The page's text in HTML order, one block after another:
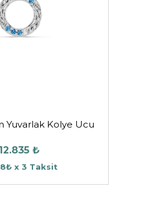
Yuvarlak Kolye Ucu
12.835 ₺
x 3 Taksit